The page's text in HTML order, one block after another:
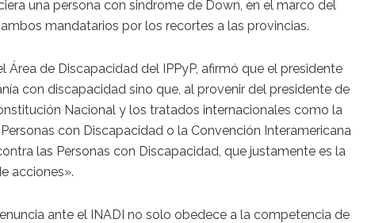
una persona con sindrome de Down, en el marco del
mandatarios por los recortes a las provincias.
Área de Discapacidad del IPPyP, afirmó que el presidente
con discapacidad sino que, al provenir del presidente de
Nacional y los tratados internacionales como la
con Discapacidad o la Convención Interamericana
las Personas con Discapacidad, que justamente es la
acciones».
ante el INADI no solo obedece a la competencia de